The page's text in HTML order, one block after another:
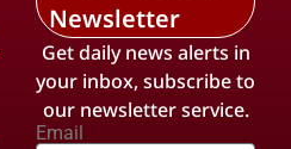
Newsletter
Get daily news alerts in
your inbox, subscribe to
our newsletter service.
Email